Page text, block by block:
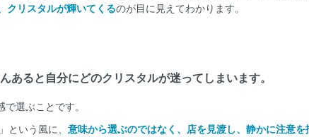
クリスタルが輝いてくるのが目に見えてわかります。
あると自分にどのクリスタルが迷ってしまいます。
選ぶことです。
という風に、 意味から選ぶのではなく、店を見渡し、静かに注意